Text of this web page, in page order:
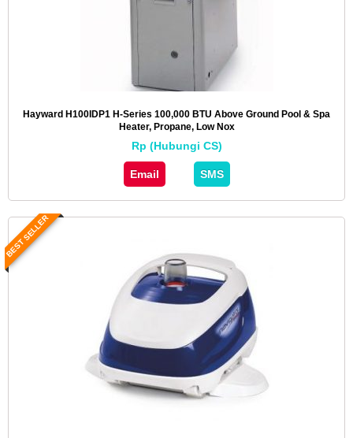
Hayward H100IDP1 H-Series 100,000 BTU Above Ground Pool & Spa
Heater, Propane, Low Nox
Rp (Hubungi CS)
Email SMS
BEST SELLER